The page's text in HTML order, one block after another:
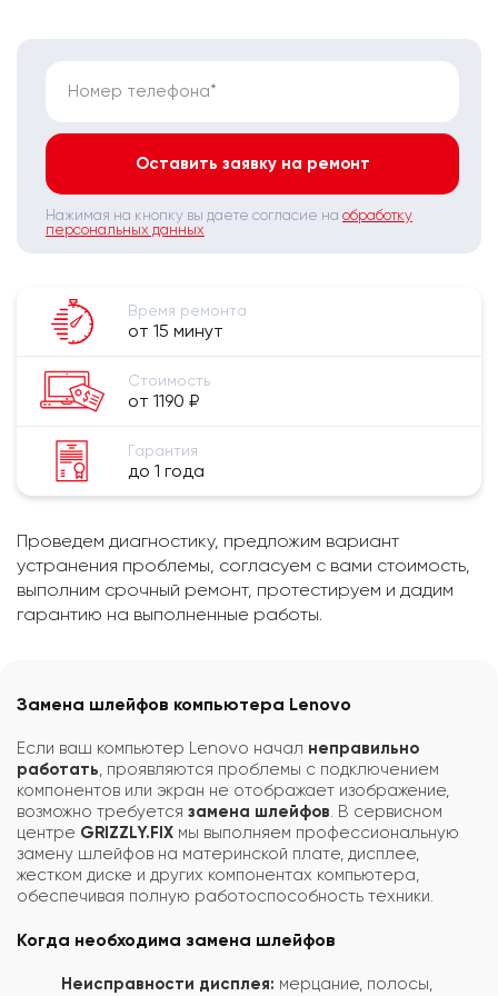
Номер телефона*
Оставить заявку на ремонт
Нажимая на кнопку вы даете согласие на обработку
персональных данных
Время ремонта
от 15 минут
Стоимость
от 1190 ₽
Гарантия
до 1 года
Проведем диагностику, предложим вариант
устранения проблемы, согласуем с вами стоимость,
выполним срочный ремонт, протестируем и дадим
гарантию на выполненные работы.
Замена шлейфов компьютера Lenovo
Если ваш компьютер Lenovo начал неправильно
работать , проявляются проблемы с подключением
компонентов или экран не отображает изображение,
возможно требуется замена шлейфов . В сервисном
центре GRIZZLY.FIX мы выполняем профессиональную
замену шлейфов на материнской плате, дисплее,
жестком диске и других компонентах компьютера,
обеспечивая полную работоспособность техники.
Когда необходима замена шлейфов
Неисправности дисплея: мерцание, полосы,